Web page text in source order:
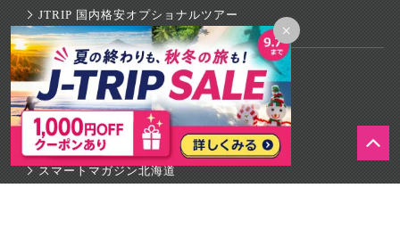
×
JTRIP 国内格安オプショナルツアー
観光情報ウェブマガジン
スマートマガジン沖縄
スマートマガジン北海道